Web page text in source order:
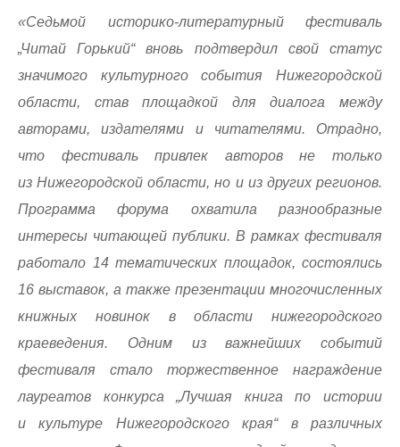
«Седьмой историко-литературный фестиваль
„Читай Горький“ вновь подтвердил свой статус
значимого культурного события Нижегородской
области, став площадкой для диалога между
авторами, издателями и читателями. Отрадно,
что фестиваль привлек авторов не только
из Нижегородской области, но и из других регионов.
Программа форума охватила разнообразные
интересы читающей публики. В рамках фестиваля
работало 14 тематических площадок, состоялись
16 выставок, а также презентации многочисленных
книжных новинок в области нижегородского
краеведения. Одним из важнейших событий
фестиваля стало торжественное награждение
лауреатов конкурса „Лучшая книга по истории
и культуре Нижегородского края“ в различных